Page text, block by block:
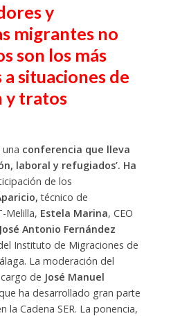
y
migrantes no
son los más
situaciones de
y tratos
conferencia que lleva
laboral y refugiados’. Ha
de los
técnico de
Melilla, Estela Marina, CEO
José Antonio Fernández
Instituto de Migraciones de
La moderación del
de José Manuel
ha desarrollado gran parte
la Cadena SER. La ponencia,